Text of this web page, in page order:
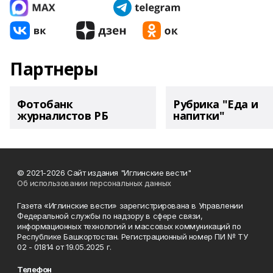
Партнеры
Фотобанк
журналистов РБ
Рубрика "Еда и
напитки"
© 2021-2026 Сайт издания "Иглинские вести"
Об использовании персональных данных
Газета «Иглинские вести» зарегистрирована в Управлении
Федеральной службы по надзору в сфере связи,
информационных технологий и массовых коммуникаций по
Республике Башкортостан. Регистрационный номер ПИ № ТУ
02 - 01814 от 19.05.2025 г.
Телефон